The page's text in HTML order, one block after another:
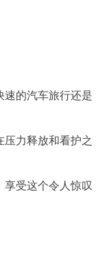
速的汽车旅行还是
力释放和看护之
受这个令人惊叹